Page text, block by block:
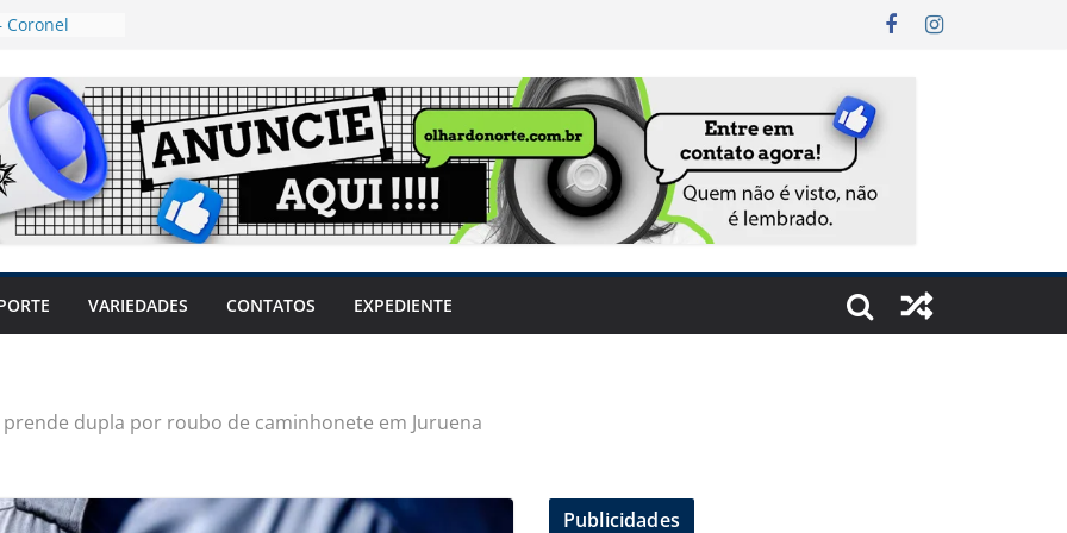
Coronel
mulheres
travar o
produtores
sem
sintomas,
VARIEDADES CONTATOS EXPEDIENTE
prende dupla por roubo de caminhonete em Juruena
Publicidades